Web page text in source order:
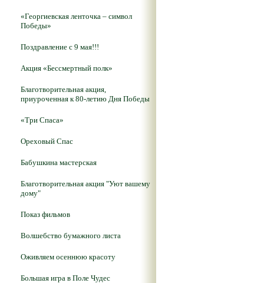
«Георгиевская ленточка – символ
Победы»
Поздравление с 9 мая!!!
Акция «Бессмертный полк»
Благотворительная акция,
приуроченная к 80-летию Дня Победы
«Три Спаса»
Ореховый Спас
Бабушкина мастерская
Благотворительная акция "Уют вашему
дому"
Показ фильмов
Волшебство бумажного листа
Оживляем осеннюю красоту
Большая игра в Поле Чудес